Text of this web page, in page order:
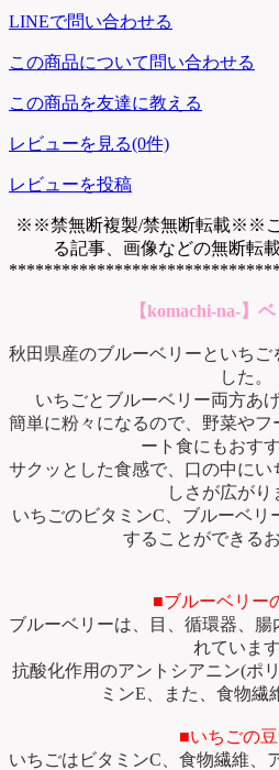
LINEで問い合わせる
この商品について問い合わせる
この商品を友達に教える
レビューを見る(0件)
レビューを投稿
※※禁無断複製/禁無断転載※※こ
る記事、画像などの無断転
【komachi-na-】
秋田県産のブルーベリーといちご
した。
いちごとブルーベリー両方あ
簡単に粉々になるので、野菜や
ート食にもおす
サクッとした食感で、口の中に
しさが広がり
いちごのビタミンC、ブルーベリ
することができる
■ブルーベリー
ブルーベリーは、目、循環器、
れています
抗酸化作用のアントシアニン(ポ
ミンE、また、食物繊
■いちごの
いちごはビタミンC、食物繊維、